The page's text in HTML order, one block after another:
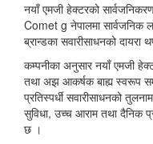
नयाँ एमजी हेक्टरको
Comet g नेपालमा सार्वजनिक
ब्रान्डका सवारीसाधनको
कम्पनीका अनुसार नयाँ एमजी
तथा अझ आकर्षक बाह्य स्वरूप
प्रतिस्पर्धी सवारीसाधनको
सुविधा, उच्च आराम तथा दैनिक
छ ।